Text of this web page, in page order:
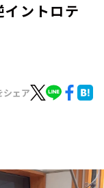
イントロテ
シェア